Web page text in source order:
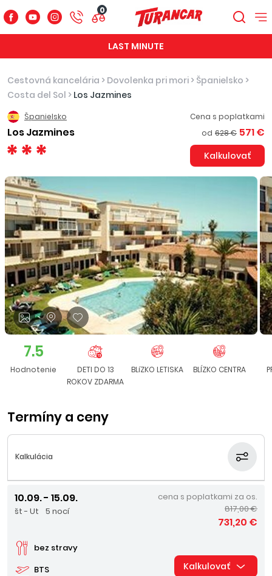
0
LAST MINUTE
Cestovná kancelária > Dovolenka pri mori > Španielsko >
Costa del Sol > Los Jazmines
Španielsko
Los Jazmines
Cena s poplatkami
od 628 € 571 €
Kalkulovať
7.5
Hodnotenie
DETI DO 13
ROKOV ZDARMA
BLíZKO LETISKA BLÍZKO CENTRA
Termíny a ceny
Kalkulácia
10.09. - 15.09.
št - Ut 5 nocí
BTS
bez stravy
cena s poplatkami za os.
817,00 €
731,20 €
Kalkulovať